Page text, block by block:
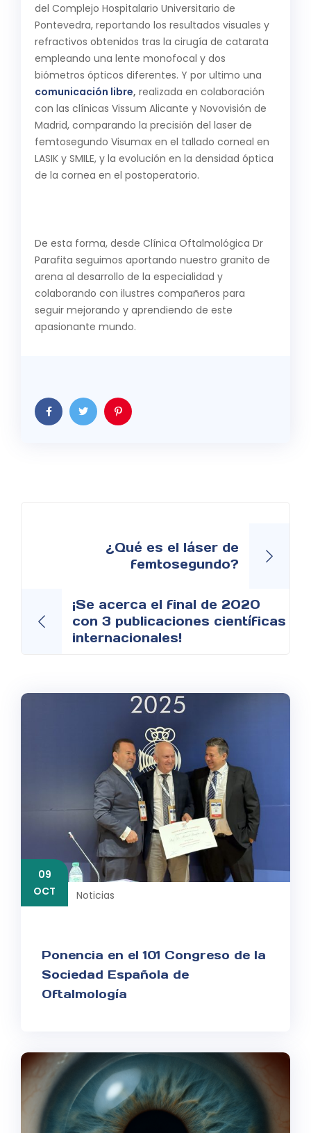
del Complejo Hospitalario Universitario de
Pontevedra, reportando los resultados visuales y
refractivos obtenidos tras la cirugía de catarata
empleando una lente monofocal y dos
biómetros ópticos diferentes. Y por ultimo una
comunicación libre, realizada en colaboración
con las clínicas Vissum Alicante y Novovisión de
Madrid, comparando la precisión del laser de
femtosegundo Visumax en el tallado corneal en
LASIK y SMILE, y la evolución en la densidad óptica
de la cornea en el postoperatorio.
De esta forma, desde Clínica Oftalmológica Dr
Parafita seguimos aportando nuestro granito de
arena al desarrollo de la especialidad y
colaborando con ilustres compañeros para
seguir mejorando y aprendiendo de este
apasionante mundo.
¿Qué es el láser de
femtosegundo?
¡Se acerca el final de 2020
con 3 publicaciones científicas
internacionales!
09
OCT
Noticias
Ponencia en el 101 Congreso de la
Sociedad Española de
Oftalmología